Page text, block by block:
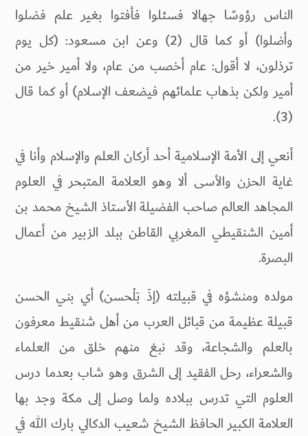
الناس رؤوسًا جهالا فسئلوا فأفتوا بغير علم فضلوا
وأضلوا) أو كما قال (2) وعن ابن مسعود: (كل يوم
ترذلون، لا أقول: عام أخصب من عام، ولا أمير خير من
أمير ولكن بذهاب علمائهم فيضعف الإسلام) أو كما قال
(3).
أنعي إلى الأمة الإسلامية أحد أركان العلم والإسلام وأنا في
غاية الحزن والأسى ألا وهو العلامة المتبحر في العلوم
المجاهد العالم صاحب الفضيلة الأستاذ الشيخ محمد بن
أمين الشنقيطي المغربي القاطن ببلد الزبير من أعمال
البصرة.
مولده ومنشؤه في قبيلته (إذَ بَلْحسن) أي بني الحسن
قبيلة عظيمة من قبائل العرب من أهل شنقيط معرفون
بالعلم والشجاعة، وقد نبغ منهم خلق من العلماء
والشعراء، رحل الفقيد إلى الشرق وهو شاب بعدما درس
العلوم التي تدرس ببلاده ولما وصل إلى مكة وجد بها
العلامة الكبير الحافظ الشيخ شعيب الدكالي بارك الله في